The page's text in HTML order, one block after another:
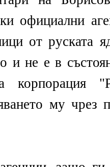
официални
от руската
и не е в
корпорация
му чрез